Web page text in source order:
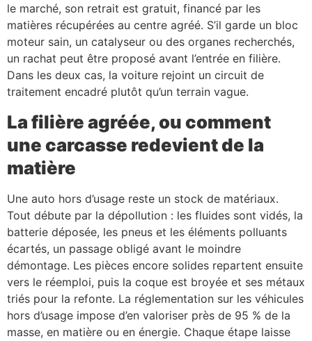
le marché, son retrait est gratuit, financé par les
matières récupérées au centre agréé. S’il garde un bloc
moteur sain, un catalyseur ou des organes recherchés,
un rachat peut être proposé avant l’entrée en filière.
Dans les deux cas, la voiture rejoint un circuit de
traitement encadré plutôt qu’un terrain vague.
La filière agréée, ou comment
une carcasse redevient de la
matière
Une auto hors d’usage reste un stock de matériaux.
Tout débute par la dépollution : les fluides sont vidés, la
batterie déposée, les pneus et les éléments polluants
écartés, un passage obligé avant le moindre
démontage. Les pièces encore solides repartent ensuite
vers le réemploi, puis la coque est broyée et ses métaux
triés pour la refonte. La réglementation sur les véhicules
hors d’usage impose d’en valoriser près de 95 % de la
masse, en matière ou en énergie. Chaque étape laisse